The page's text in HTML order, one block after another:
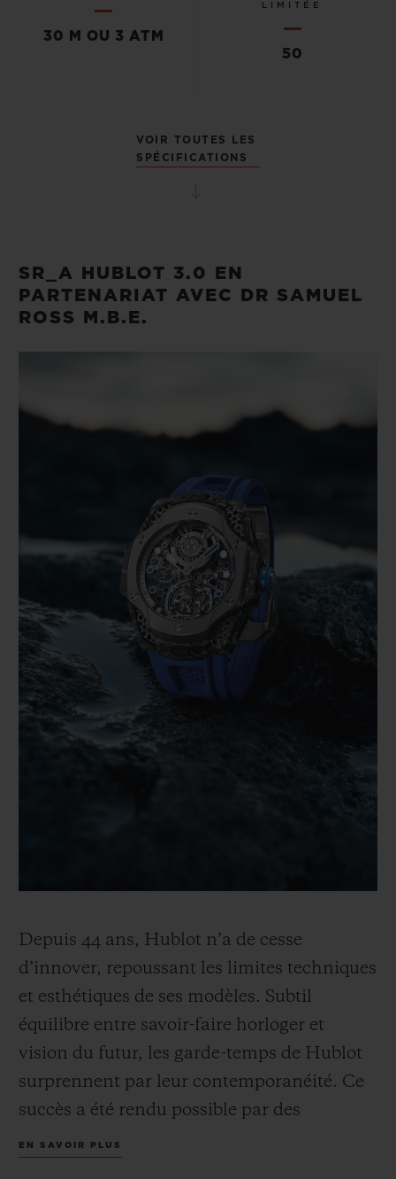
30 M OU 3 ATM
LIMITÉE
50
VOIR TOUTES LES
SPÉCIFICATIONS
SR_A HUBLOT 3.0 EN
PARTENARIAT AVEC DR SAMUEL
ROSS M.B.E.
Depuis 44 ans, Hublot n’a de cesse
d’innover, repoussant les limites techniques
et esthétiques de ses modèles. Subtil
équilibre entre savoir-faire horloger et
vision du futur, les garde-temps de Hublot
surprennent par leur contemporanéité. Ce
succès a été rendu possible par des
recherches de pointe sur les matériaux et
EN SAVOIR PLUS